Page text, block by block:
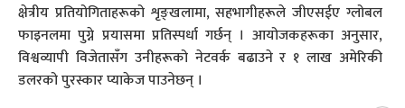
क्षेत्रीय प्रतियोगिताहरूको शृङ्खलामा, सहभागीहरूले जीएसईए ग्लोबल
फाइनलमा पुग्ने प्रयासमा प्रतिस्पर्धा गर्छन् । आयोजकहरूका अनुसार,
विश्वव्यापी विजेतासँग उनीहरूको नेटवर्क बढाउने र १ लाख अमेरिकी
डलरको पुरस्कार प्याकेज पाउनेछन् ।